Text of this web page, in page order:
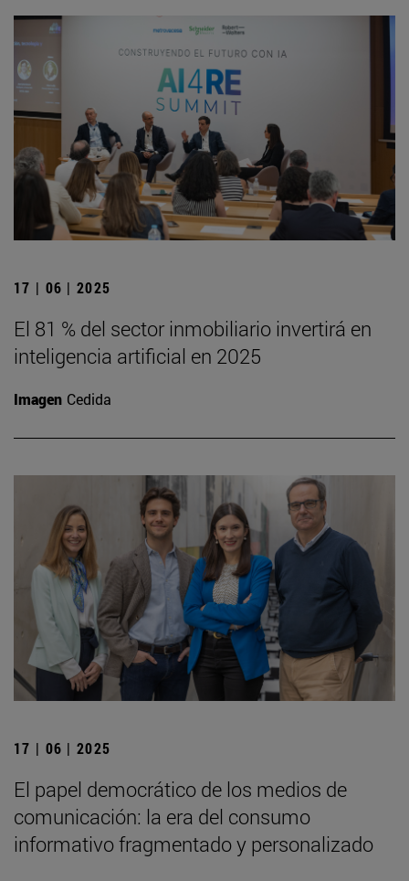
17 | 06 | 2025
El 81 % del sector inmobiliario invertirá en
inteligencia artificial en 2025
Imagen Cedida
17 | 06 | 2025
El papel democrático de los medios de
comunicación: la era del consumo
informativo fragmentado y personalizado